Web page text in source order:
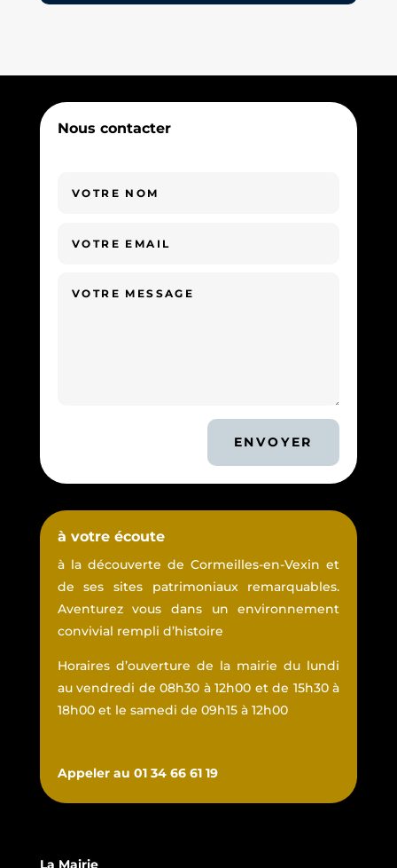
Nous contacter
ENVOYER
à votre écoute
à la découverte de Cormeilles-en-Vexin et
de ses sites patrimoniaux remarquables.
Aventurez vous dans un environnement
convivial rempli d’histoire
Horaires d’ouverture de la mairie du lundi
au vendredi de 08h30 à 12h00 et de 15h30 à
18h00 et le samedi de 09h15 à 12h00
Appeler au 01 34 66 61 19
La Mairie